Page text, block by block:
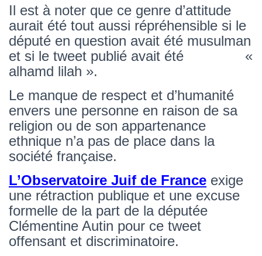
Il est à noter que ce genre d’attitude
aurait été tout aussi répréhensible si le
député en question avait été musulman
et si le tweet publié avait été «
alhamd lilah ».
Le manque de respect et d’humanité
envers une personne en raison de sa
religion ou de son appartenance
ethnique n’a pas de place dans la
société française.
L’Observatoire Juif de France exige
une rétraction publique et une excuse
formelle de la part de la députée
Clémentine Autin pour ce tweet
offensant et discriminatoire.